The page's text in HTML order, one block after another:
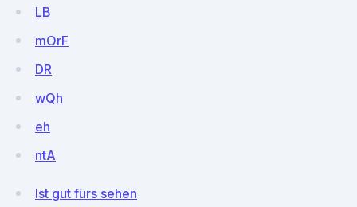
LB
mOrF
DR
wQh
eh
ntA
Ist gut fürs sehen